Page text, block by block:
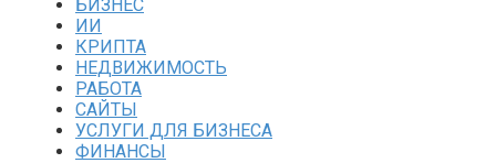
БИЗНЕС
ИИ
КРИПТА
НЕДВИЖИМОСТЬ
РАБОТА
САЙТЫ
УСЛУГИ ДЛЯ БИЗНЕСА
ФИНАНСЫ